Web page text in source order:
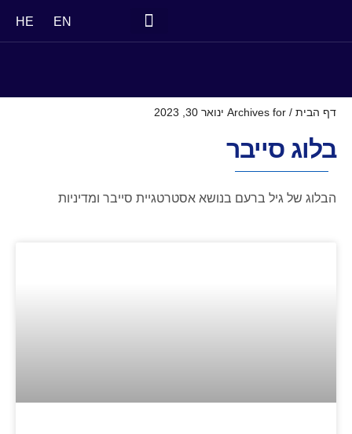
EN
HE
דף הבית / Archives for ינואר 30, 2023
בלוג סייבר
הבלוג של גיל ברעם בנושא אסטרטגיית סייבר ומדיניות